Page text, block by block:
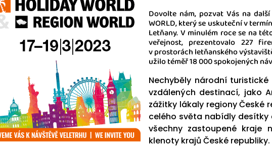
Dovolte nám, pozvat Vás na
WORLD, který se uskuteční v
Letňany. V minulém roce se na
veřejnost, prezentovalo 227
v prostorách letňanského
užilo téměř 18 000 spokojených
Nechyběly národní
vzdálených destinací, jako
zážitky lákaly regiony České
celého světa nabídly
všechny zastoupené kraje
klenoty krajů České republiky.